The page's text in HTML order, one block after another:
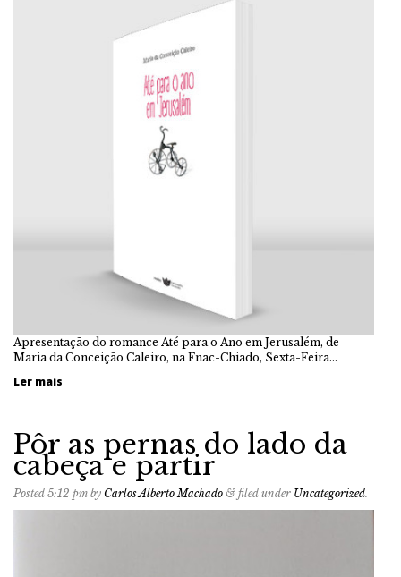
Apresentação do romance Até para o Ano em Jerusalém, de
Maria da Conceição Caleiro, na Fnac-Chiado, Sexta-Feira…
Ler mais
Pôr as pernas do lado da
cabeça e partir
Posted 5:12 pm by Carlos Alberto Machado & filed under Uncategorized.